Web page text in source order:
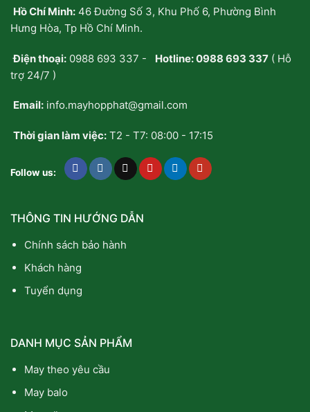
may
mua
Giải
Nhận
Trên
Balo
Hồ Chí Minh: 46 Đường Số 3, Khu Phố 6, Phường Bình
Hưng Hòa, Tp Hồ Chí Minh.
Điện thoại: 0988 693 337 - Hotline:0988 693 337 ( Hỗ
trợ 24/7 )
Email: info.mayhopphat@gmail.com
Thời gian làm việc: T2 - T7: 08:00 - 17:15
Follow us:
THÔNG TIN HƯỚNG DẪN
Chính sách bảo hành
Khách hàng
Tuyển dụng
DANH MỤC SẢN PHẨM
May theo yêu cầu
May balo